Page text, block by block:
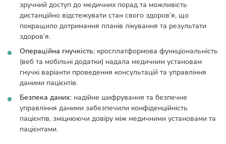
зручний доступ до медичних порад та можливість
дистанційно відстежувати стан свого здоров’я, що
покращило дотримання планів лікування та результати
здоров’я.
Операційна гнучкість: кросплатформова функціональність
(веб та мобільні додатки) надала медичним установам
гнучкі варіанти проведення консультацій та управління
даними пацієнтів.
Безпека даних: надійне шифрування та безпечне
управління даними забезпечили конфіденційність
пацієнтів, зміцнюючи довіру між медичними установами та
пацієнтами.